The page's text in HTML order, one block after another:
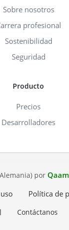
Sobre nosotros
profesional
Sostenibilidad
Seguridad
Producto
Precios
Desarrolladores
por
Política de
Contáctanos